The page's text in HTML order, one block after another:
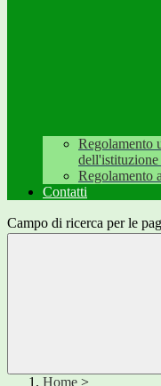
Regolamento
dell'istituzione
Regolamento
Contatti
Campo di ricerca per le
Home >